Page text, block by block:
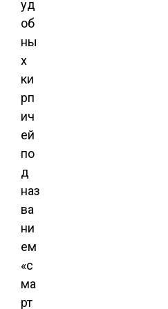
уд
об
ны
х
ки
рп
ич
ей
по
д
наз
ва
ни
ем
«с
ма
рт